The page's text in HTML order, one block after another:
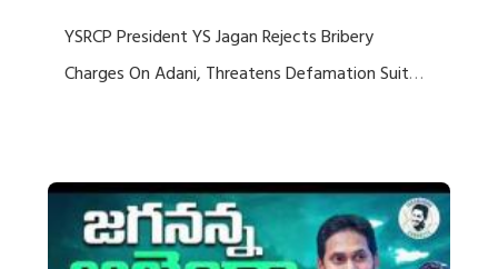
YSRCP President YS Jagan Rejects Bribery
Charges On Adani, Threatens Defamation Suit